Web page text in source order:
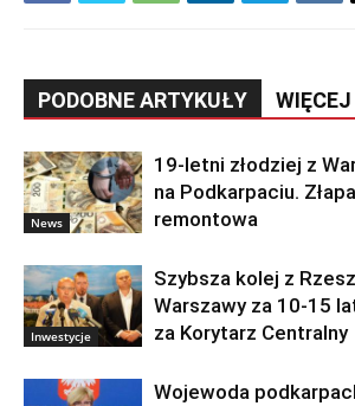
PODOBNE ARTYKUŁY
News
19-letni złodziej z
na Podkarpaciu.
remontowa
Inwestycje
Szybsza kolej z
Warszawy za 10-15
za Korytarz Centralny
Wojewoda